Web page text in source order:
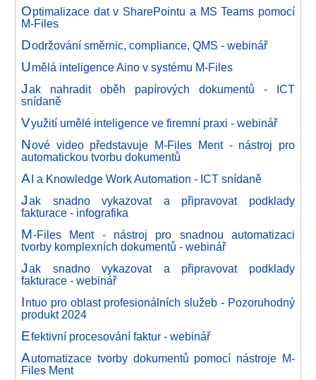
Optimalizace dat v SharePointu a MS Teams pomocí
M-Files
Dodržování směrnic, compliance, QMS - webinář
Umělá inteligence Aino v systému M-Files
Jak nahradit oběh papírových dokumentů - ICT
snídaně
Využití umělé inteligence ve firemní praxi - webinář
Nové video představuje M-Files Ment - nástroj pro
automatickou tvorbu dokumentů
A I a Knowledge Work Automation - ICT snídaně
Jak snadno vykazovat a připravovat podklady
fakturace - infografika
M-Files Ment - nástroj pro snadnou automatizaci
tvorby komplexních dokumentů - webinář
Jak snadno vykazovat a připravovat podklady
fakturace - webinář
Intuo pro oblast profesionálních služeb - Pozoruhodný
produkt 2024
Efektivní procesování faktur - webinář
Automatizace tvorby dokumentů pomocí nástroje M-
Files Ment